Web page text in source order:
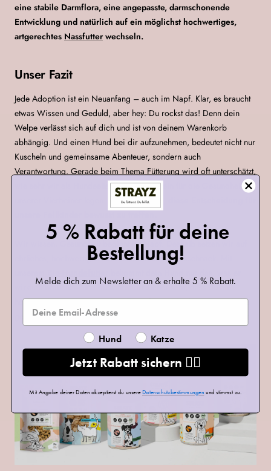
eine stabile Darmflora, eine angepasste, darmschonende
Entwicklung und natürlich auf ein möglichst hochwertiges,
artgerechtes Nassfutterwechseln.
Unser Fazit
Jede Adoption ist ein Neuanfang – auch im Napf. Klar, es braucht
etwas Wissen und Geduld, aber hey: Du rockst das! Denn dein
Welpe verlässt sich auf dich und ist von deinem Warenkorb
abhängig. Und einen Hund bei dir aufzunehmen, bedeutet nicht nur
Kuscheln und gemeinsame Abenteuer, sondern auch
Verantwortung. Gerade beim Thema Fütterung wird oft unterschätzt,
wie sehr wir als Hundeeltern den Grundstein für die Gesundheit
Es liegt an uns, diese Entscheidung für
Wir wissen, Gesundheit beginnt im Napf. Deshalb setzen wir auf
ehrliches, hochwertiges Nassfutter ohne Schnickschnack. Mit
wirklich braucht – und du kannst dir sicher sein, dass du ein
hochwertiges und artgerechtes Futter fütterst. Und das Beste: Jedes
gekaufte Produkt spendet Futter an Tierschutzhunde! WAU! 🐕🐕🐕
5 % Rabatt für deine
Bestellung!
Melde dich zum Newsletter an & erhalte 5 % Rabatt.
Hund Katze
Jetzt Rabatt sichern ❤️‍🔥
Mit Angabe deiner Daten akzeptierst du unsereDatenschutzbestimmungen und stimmst zu.